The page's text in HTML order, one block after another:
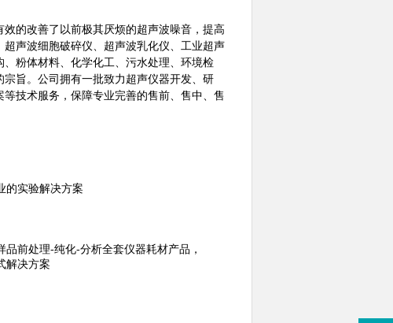
的改善了以前极其厌烦的超声波噪音，提高
声波细胞破碎仪、超声波乳化仪、工业超声
粉体材料、化学化工、污水处理、环境检
旨。公司拥有一批致力超声仪器开发、研
技术服务，保障专业完善的售前、售中、售
的实验解决方案
品前处理-纯化-分析全套仪器耗材产品，
解决方案